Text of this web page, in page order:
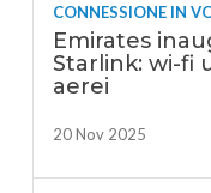
CONNESSIONE IN
Emirates
Starlink: wi-fi
aerei
20 Nov 2025